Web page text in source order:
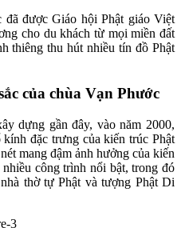
được Giáo hội Phật giáo Việt
cho du khách từ mọi miền đất
thiêng thu hút nhiều tín đồ Phật
của chùa Vạn Phước
dựng gần đây, vào năm 2000,
đặc trưng của kiến trúc Phật
mang đậm ảnh hưởng của kiến
công trình nổi bật, trong đó
thờ tự Phật và tượng Phật Di